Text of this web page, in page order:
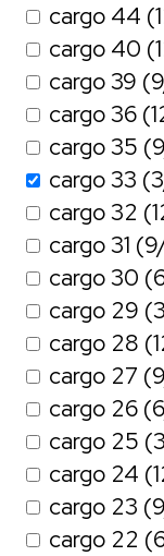
cargo 44
cargo 40
cargo 39
cargo 36
cargo 35
cargo 33
cargo 32
cargo 31
cargo 30
cargo 29
cargo 28
cargo 27
cargo 26
cargo 25
cargo 24
cargo 23
cargo 22